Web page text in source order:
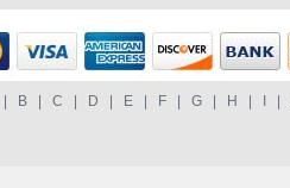
B C D E F G H